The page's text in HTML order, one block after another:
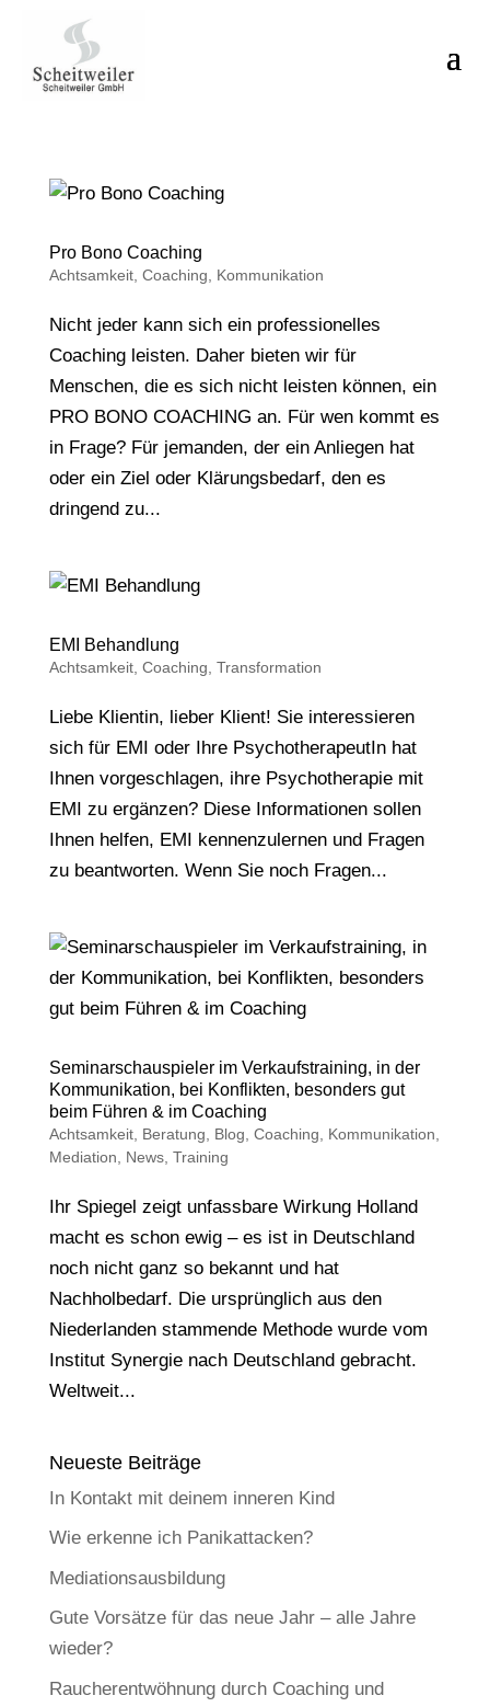
Pro Bono Coaching
Achtsamkeit, Coaching Kommunikation
Nicht jeder kann sich ein professionelles
Coaching leisten. Daher bieten wir für
Menschen, die es sich nicht leisten können, ein
PRO BONO COACHING an. Für wen kommt es
in Frage? Für jemanden, der ein Anliegen hat
oder ein Ziel oder Klärungsbedarf, den es
dringend zu...
EMI Behandlung
Achtsamkeit, Coaching Transformation
Liebe Klientin, lieber Klient! Sie interessieren
sich für EMI oder Ihre PsychotherapeutIn hat
Ihnen vorgeschlagen, ihre Psychotherapie mit
EMI zu ergänzen? Diese Informationen sollen
Ihnen helfen, EMI kennenzulernen und Fragen
zu beantworten. Wenn Sie noch Fragen...
Seminarschauspieler im Verkaufstraining, in der
Kommunikation, bei Konflikten, besonders gut
beim Führen & im Coaching
Achtsamkeit, Beratung Blog Coaching Kommunikation
Mediation
News, Training
Ihr Spiegel zeigt unfassbare Wirkung Holland
macht es schon ewig – es ist in Deutschland
noch nicht ganz so bekannt und hat
Nachholbedarf. Die ursprünglich aus den
Niederlanden stammende Methode wurde vom
Institut Synergie nach Deutschland gebracht.
Weltweit...
Neueste Beiträge
In Kontakt mit deinem inneren Kind
Wie erkenne ich Panikattacken?
Mediationsausbildung
Gute Vorsätze für das neue Jahr – alle Jahre
wieder?
Raucherentwöhnung durch Coaching und